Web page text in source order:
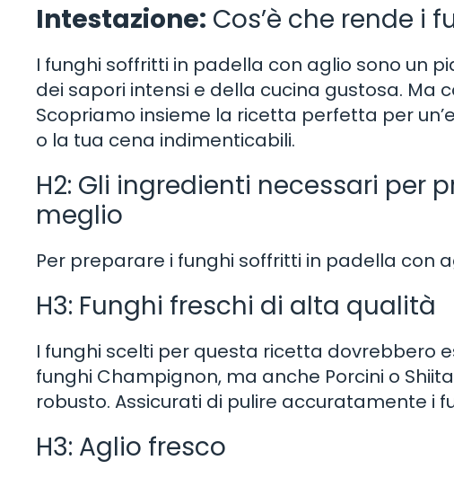
Intestazione: Cos’è che rende i
I funghi soffritti in padella con aglio sono un
dei sapori intensi e della cucina gustosa. Ma
Scopriamo insieme la ricetta perfetta per
o la tua cena indimenticabili.
H2: Gli ingredienti necessari per
meglio
Per preparare i funghi soffritti in padella con
H3: Funghi freschi di alta qualità
I funghi scelti per questa ricetta dovrebbero
funghi Champignon, ma anche Porcini o
robusto. Assicurati di pulire accuratamente i
H3: Aglio fresco